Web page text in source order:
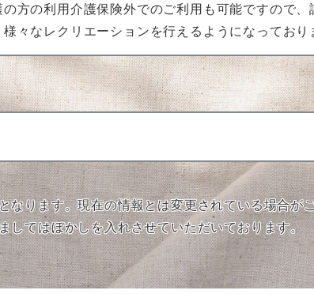
方の利用介護保険外でのご利用も可能ですので、
々なレクリエーションを行えるようになっており
なります。現在の情報とは変更されている場合が
してはぼかしを入れさせていただいております。